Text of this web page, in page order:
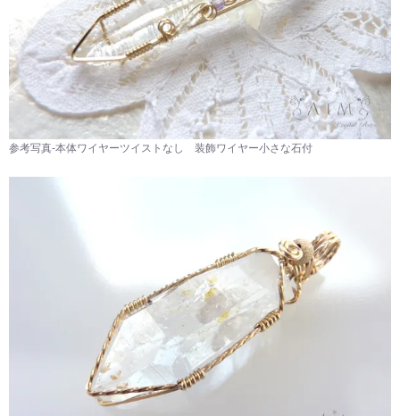
参考写真-本体ワイヤーツイストなし 装飾ワイヤー小さな石付